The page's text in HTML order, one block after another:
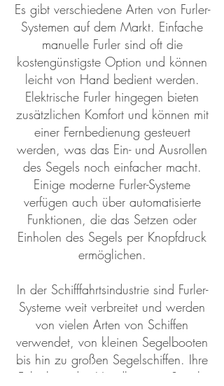
Es gibt verschiedene Arten von Furler-
Systemen auf dem Markt. Einfache
manuelle Furler sind oft die
kostengünstigste Option und können
leicht von Hand bedient werden.
Elektrische Furler hingegen bieten
zusätzlichen Komfort und können mit
einer Fernbedienung gesteuert
werden, was das Ein- und Ausrollen
des Segels noch einfacher macht.
Einige moderne Furler-Systeme
verfügen auch über automatisierte
Funktionen, die das Setzen oder
Einholen des Segels per Knopfdruck
ermöglichen.
In der Schifffahrtsindustrie sind Furler-
Systeme weit verbreitet und werden
von vielen Arten von Schiffen
verwendet, von kleinen Segelbooten
bis hin zu großen Segelschiffen. Ihre
Fähigkeit, das Handling von Segeln